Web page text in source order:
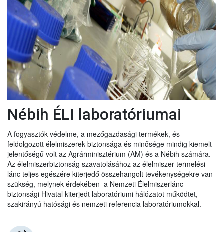
Nébih ÉLI laboratóriumai
A fogyasztók védelme, a mezőgazdasági termékek, és
feldolgozott élelmiszerek biztonsága és minősége mindig kiemelt
jelentőségű volt az Agrárminisztérium (AM) és a Nébih számára.
Az élelmiszerbiztonság szavatolásához az élelmiszer termelési
lánc teljes egészére kiterjedő összehangolt tevékenységekre van
szükség, melynek érdekében a Nemzeti Élelmiszerlánc-
biztonsági Hivatal kiterjedt laboratóriumi hálózatot működtet,
szakirányú hatósági és nemzeti referencia laboratóriumokkal.